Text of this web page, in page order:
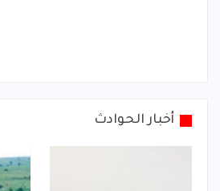
أخبار الحوادث